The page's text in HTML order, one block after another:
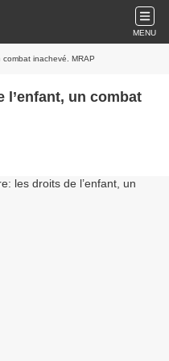
MENU
inachevé. MRAP
l’enfant, un combat